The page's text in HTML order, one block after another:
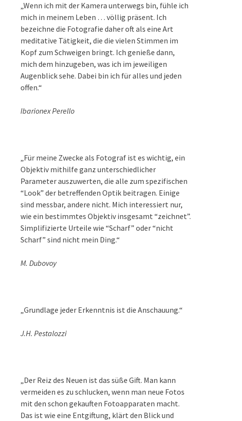
„Wenn ich mit der Kamera unterwegs bin, fühle ich
mich in meinem Leben … völlig präsent. Ich
bezeichne die Fotografie daher oft als eine Art
meditative Tätigkeit, die die vielen Stimmen im
Kopf zum Schweigen bringt. Ich genieße dann,
mich dem hinzugeben, was ich im jeweiligen
Augenblick sehe. Dabei bin ich für alles und jeden
offen.“
Ibarionex Perello
„Für meine Zwecke als Fotograf ist es wichtig, ein
Objektiv mithilfe ganz unterschiedlicher
Parameter auszuwerten, die alle zum spezifischen
“Look” der betreffenden Optik beitragen. Einige
sind messbar, andere nicht. Mich interessiert nur,
wie ein bestimmtes Objektiv insgesamt “zeichnet”.
Simplifizierte Urteile wie “Scharf” oder “nicht
Scharf” sind nicht mein Ding.“
M. Dubovoy
„Grundlage jeder Erkenntnis ist die Anschauung.“
J.H. Pestalozzi
„Der Reiz des Neuen ist das süße Gift. Man kann
vermeiden es zu schlucken, wenn man neue Fotos
mit den schon gekauften Fotoapparaten macht.
Das ist wie eine Entgiftung, klärt den Blick und